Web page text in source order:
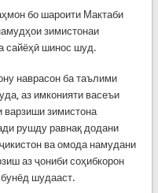
бо шароити Мактаби
зимистонаи
сайёҳӣ шинос шуд.
наврасон ба таълими
аз имконияти васеъи
варзиши зимистона
рушду равнақ додани
ва омода намудани
аз ҷониби соҳибкорон
шудааст.